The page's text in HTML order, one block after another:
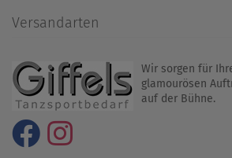
Umtausch/Rücksendung
Versandarten
Wir sorgen für
glamourösen
auf der Bühne.